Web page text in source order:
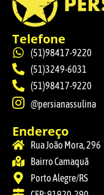
Telefone
(51)98417-9220
(51)3249-6031
(51)98417-9220
@persianassulina
Endereço
Rua João Mora, 296
Bairro Camaquã
Porto Alegre/RS